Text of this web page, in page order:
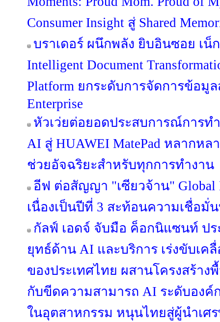
Consumer Insight สู่ Shared
บราเดอร์ ผนึกพลัง ยิบอินซอย เน็
Intelligent Document
Platform ยกระดับการจัดการข้อมู
Enterprise
หัวเว่ยต่อยอดประสบการณ์การท
AI สู่ HUAWEI MatePad หลากห
ช่วยอัจฉริยะสำหรับทุกการทำงาน
อีฟ ต่อสัญญา "เซียวจ้าน" Global
เนื่องเป็นปีที่ 3 สะท้อนความเชื่อมั่
กัลฟ์ เอดจ์ จับมือ ค็อกนิแซนท์ ป
ยุทธ์ด้าน AI และบริการ เร่งขับเค
ของประเทศไทย ผสานโครงสร้า
กับขีดความสามารถ AI ระดับองค์
ในอุตสาหกรรม หนุนไทยสู่ผู้นำเศ